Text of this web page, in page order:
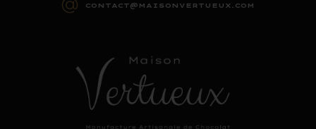
CONTACT@MAISONVERTUEUX.COM